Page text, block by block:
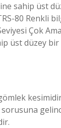
sahip üst
80 Renkli
Çok
üst düzey bir